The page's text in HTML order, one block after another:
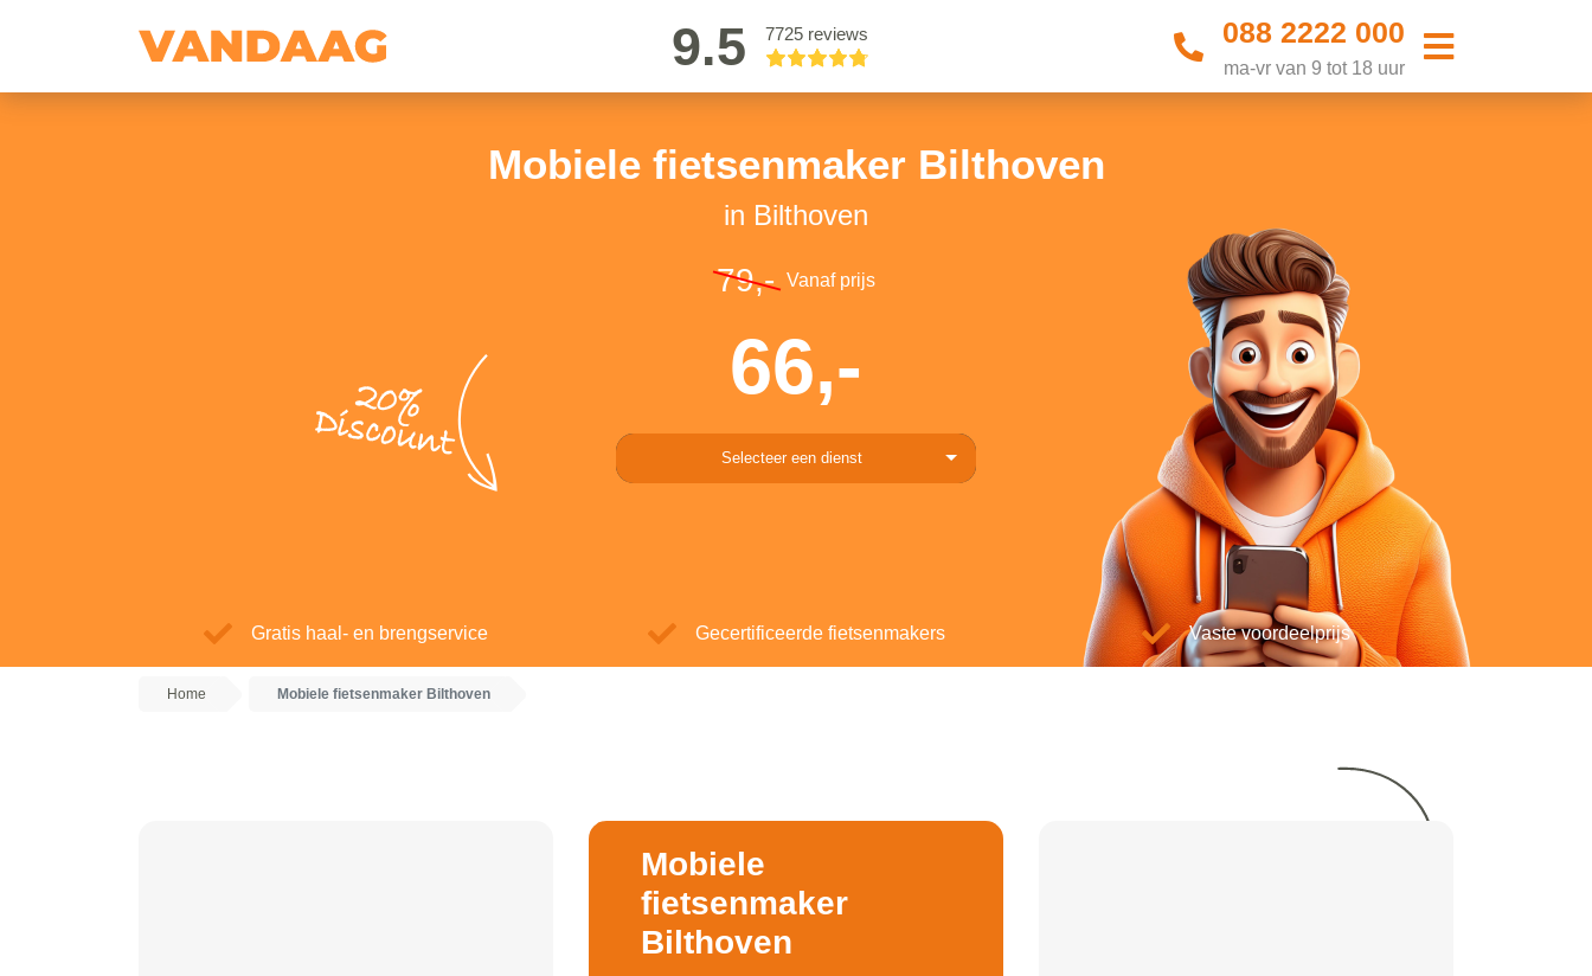
9.5 7725 reviews 088 2222 000
ma-vr van 9 tot 18 uur
Mobiele fietsenmaker Bilthoven
in Bilthoven
20%
Discount
79,- Vanaf prijs
66,-
Selecteer een dienst
Gratis haal- en brengservice Gecertificeerde fietsenmakers Vaste voordeelprijs
Home Mobiele fietsenmaker Bilthoven
Mobiele
fietsenmaker
Bilthoven